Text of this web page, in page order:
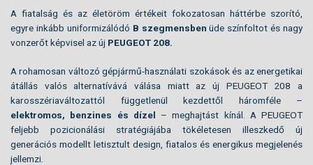
A fiatalság és az életöröm értékeit fokozatosan háttérbe szorító,
egyre inkább uniformizálódó B szegmensben üde színfoltot és nagy
vonzerőt képvisel az új PEUGEOT 208.
A rohamosan változó gépjármű-használati szokások és az energetikai
átállás valós alternatívává válása miatt az új PEUGEOT 208 a
karosszériaváltozattól függetlenül kezdettől háromféle –
elektromos, benzines és dízel – meghajtást kínál. A PEUGEOT
feljebb pozicionálási stratégiájába tökéletesen illeszkedő új
generációs modellt letisztult design, fiatalos és energikus megjelenés
jellemzi.